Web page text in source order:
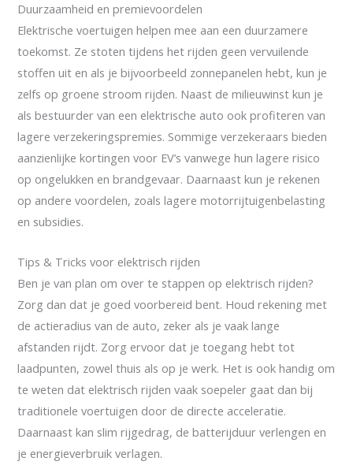
Duurzaamheid en premievoordelen
Elektrische voertuigen helpen mee aan een duurzamere
toekomst. Ze stoten tijdens het rijden geen vervuilende
stoffen uit en als je bijvoorbeeld zonnepanelen hebt, kun je
zelfs op groene stroom rijden. Naast de milieuwinst kun je
als bestuurder van een elektrische auto ook profiteren van
lagere verzekeringspremies. Sommige verzekeraars bieden
aanzienlijke kortingen voor EV’s vanwege hun lagere risico
op ongelukken en brandgevaar. Daarnaast kun je rekenen
op andere voordelen, zoals lagere motorrijtuigenbelasting
en subsidies.
Tips & Tricks voor elektrisch rijden
Ben je van plan om over te stappen op elektrisch rijden?
Zorg dan dat je goed voorbereid bent. Houd rekening met
de actieradius van de auto, zeker als je vaak lange
afstanden rijdt. Zorg ervoor dat je toegang hebt tot
laadpunten, zowel thuis als op je werk. Het is ook handig om
te weten dat elektrisch rijden vaak soepeler gaat dan bij
traditionele voertuigen door de directe acceleratie.
Daarnaast kan slim rijgedrag, de batterijduur verlengen en
je energieverbruik verlagen.